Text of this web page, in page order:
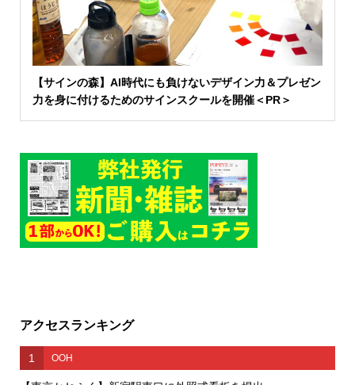
【サインの森】AI時代にも負けないデザイン力＆プレゼン
力を身に付けるためのサインスクールを開催＜PR＞
アクセスランキング
1 OOH